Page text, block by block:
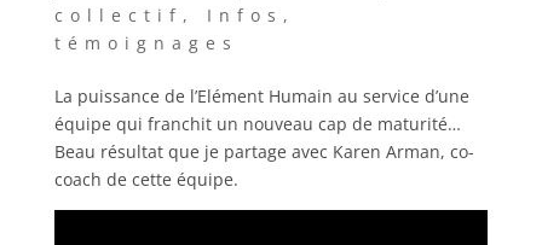
collectif , Infos ,
témoignages
La puissance de l’Elément Humain au service d’une
équipe qui franchit un nouveau cap de maturité…
Beau résultat que je partage avec Karen Arman, co-
coach de cette équipe.